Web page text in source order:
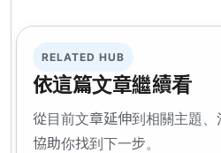
RELATED HUB
依這篇文章繼續看
從目前文章延伸到相關主題、
協助你找到下一步。